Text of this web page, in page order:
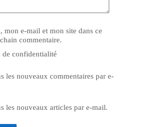
mon e-mail et mon site dans ce
commentaire.
de confidentialité
les nouveaux commentaires par e-
les nouveaux articles par e-mail.